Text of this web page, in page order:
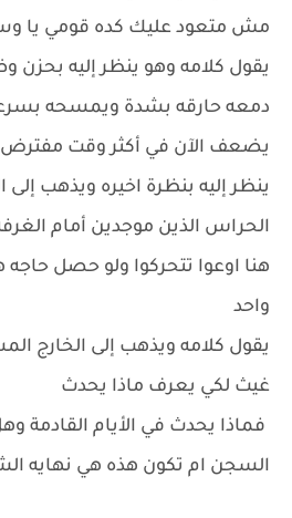
مش متعود عليك كده قومي يا
يقول كلامه وهو ينظر إليه
دمعه حارقه بشدة ويمسحه بسرعه
يضعف الآن في أكثر وقت
ينظر إليه بنظرة اخيره ويذهب إلى
الحراس الذين موجدين أمام
هنا اوعوا تتحركوا ولو حصل
واحد
يقول كلامه ويذهب إلى الخارج
غيث لكي يعرف ماذا يحدث
فماذا يحدث في الأيام القادمة
السجن ام تكون هذه هي نهايه